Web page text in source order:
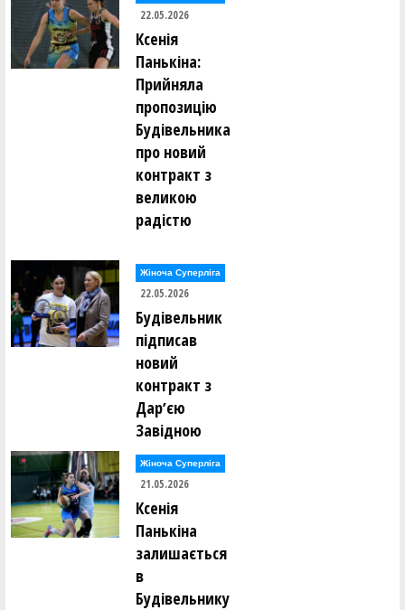
22.05.2026
Ксенія
Панькіна:
Прийняла
пропозицію
Будівельника
про новий
контракт з
великою
радістю
Жіноча Суперліга
22.05.2026
Будівельник
підписав
новий
контракт з
Дарʼєю
Завідною
Жіноча Суперліга
21.05.2026
Ксенія
Панькіна
залишається
в
Будівельнику